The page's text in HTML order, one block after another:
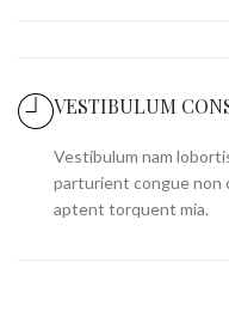
VESTIBULUM
Vestibulum nam
parturient congue non
aptent torquent mia.